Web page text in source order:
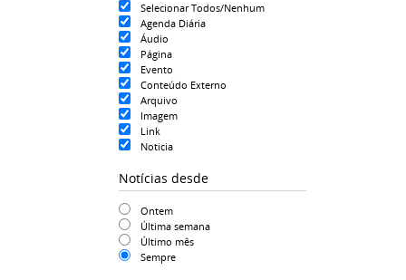
Selecionar Todos/Nenhum
Agenda Diária
Áudio
Página
Evento
Conteúdo Externo
Arquivo
Imagem
Link
Noticia
Notícias desde
Ontem
Última semana
Último mês
Sempre